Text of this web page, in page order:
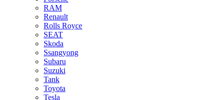
RAM
Renault
Rolls Royce
SEAT
Skoda
Ssangyong
Subaru
Suzuki
Tank
Toyota
Tesla